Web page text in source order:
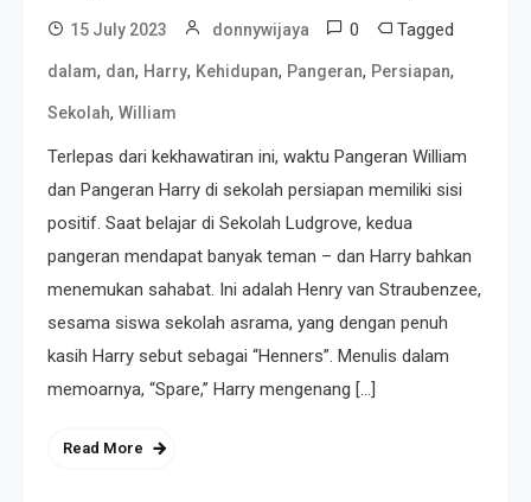
15 July 2023 donnywijaya 0 Tagged
dalam, dan, Harry, Kehidupan, Pangeran, Persiapan,
Sekolah, William
Terlepas dari kekhawatiran ini, waktu Pangeran William
dan Pangeran Harry di sekolah persiapan memiliki sisi
positif. Saat belajar di Sekolah Ludgrove, kedua
pangeran mendapat banyak teman – dan Harry bahkan
menemukan sahabat. Ini adalah Henry van Straubenzee,
sesama siswa sekolah asrama, yang dengan penuh
kasih Harry sebut sebagai “Henners”. Menulis dalam
memoarnya, “Spare,” Harry mengenang […]
Read More